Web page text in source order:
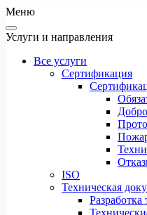
Меню
Услуги и направления
Все услуги
Сертификация
ISO
Техническая